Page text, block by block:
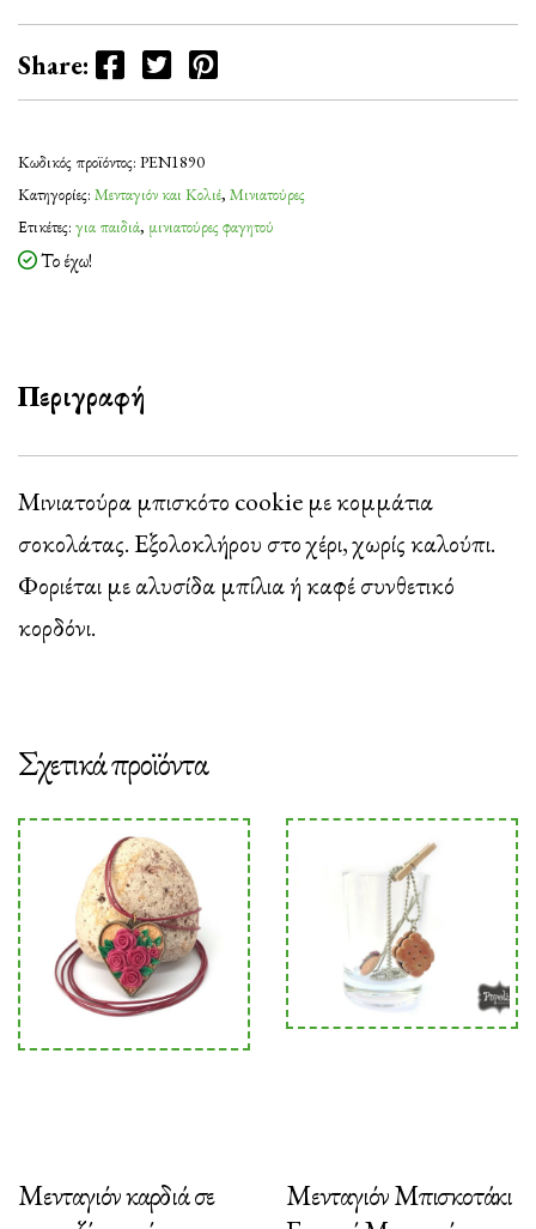
Share: Facebook
TwitterPinterest
Κωδικός προϊόντος: PEN1890
Κατηγορίες: Μενταγιόν και Κολιέ, Μινιατούρες
Ετικέτες: για παιδιά, μινιατούρες φαγητού
Το έχω!
Περιγραφή
Μινιατούρα μπισκότο cookie με κομμάτια
σοκολάτας. Εξολοκλήρου στο χέρι, χωρίς καλούπι.
Φοριέται με αλυσίδα μπίλια ή καφέ συνθετικό
κορδόνι.
Σχετικά προϊόντα
Μενταγιόν καρδιά σε
Μενταγιόν Μπισκοτάκι